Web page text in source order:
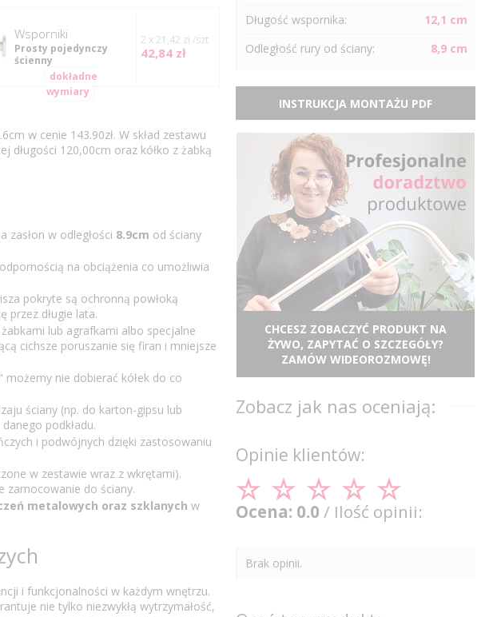
Wsporniki
Prosty pojedynczy
ścienny
2 x 21,42 zł /szt
42,84 zł
dokładne
wymiary
w cenie 143.90zł. W skład zestawu
długości 120,00cm oraz kółko z żabką
zasłon w odległości 8.9cm od ściany
na obciążenia co umożliwia
pokryte są ochronną powłoką
przez długie lata.
lub agrafkami albo specjalne
cichsze poruszanie się firan i mniejsze
możemy nie dobierać kółek do co
ściany (np. do karton-gipsu lub
podkładu.
i podwójnych dzięki zastosowaniu
w zestawie wraz z wkrętami).
zamocowanie do ściany.
metalowych oraz szklanych w
i funkcjonalności w każdym wnętrzu.
nie tylko niezwykłą wytrzymałość,
Długość wspornika:
12,1 cm
Odległość rury od ściany: 8,9 cm
INSTRUKCJA MONTAŻU PDF
CHCESZ ZOBACZYĆ PRODUKT NA
ŻYWO, ZAPYTAĆ O SZCZEGÓŁY?
ZAMÓW WIDEOROZMOWĘ!
Zobacz jak nas oceniają:
Opinie klientów:
Ocena: 0.0 / Ilość opinii:
Brak opinii.